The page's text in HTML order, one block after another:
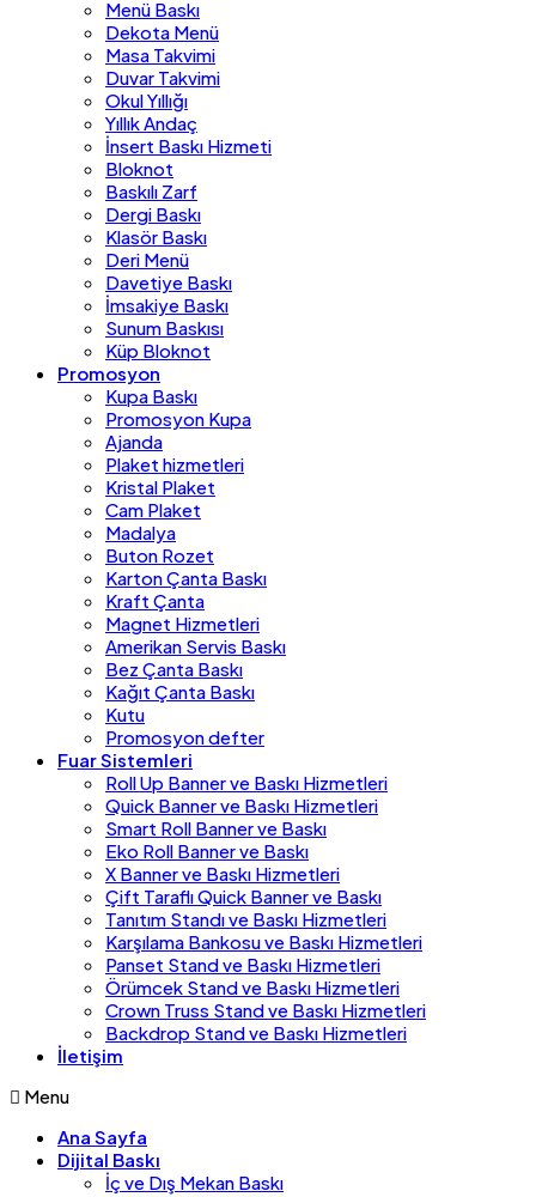
Menü Baskı
Dekota Menü
Masa Takvimi
Duvar Takvimi
Okul Yıllığı
Yıllık Andaç
İnsert Baskı Hizmeti
Bloknot
Baskılı Zarf
Dergi Baskı
Klasör Baskı
Deri Menü
Davetiye Baskı
İmsakiye Baskı
Sunum Baskısı
Küp Bloknot
Promosyon
Kupa Baskı
Promosyon Kupa
Ajanda
Plaket hizmetleri
Kristal Plaket
Cam Plaket
Madalya
Buton Rozet
Karton Çanta Baskı
Kraft Çanta
Magnet Hizmetleri
Amerikan Servis Baskı
Bez Çanta Baskı
Kağıt Çanta Baskı
Kutu
Promosyon defter
Fuar Sistemleri
Roll Up Banner ve Baskı Hizmetleri
Quick Banner ve Baskı Hizmetleri
Smart Roll Banner ve Baskı
Eko Roll Banner ve Baskı
X Banner ve Baskı Hizmetleri
Çift Taraflı Quick Banner ve Baskı
Tanıtım Standı ve Baskı Hizmetleri
Karşılama Bankosu ve Baskı Hizmetleri
Panset Stand ve Baskı Hizmetleri
Örümcek Stand ve Baskı Hizmetleri
Crown Truss Stand ve Baskı Hizmetleri
Backdrop Stand ve Baskı Hizmetleri
İletişim
Menu
Ana Sayfa
Dijital Baskı
İç ve Dış Mekan Baskı